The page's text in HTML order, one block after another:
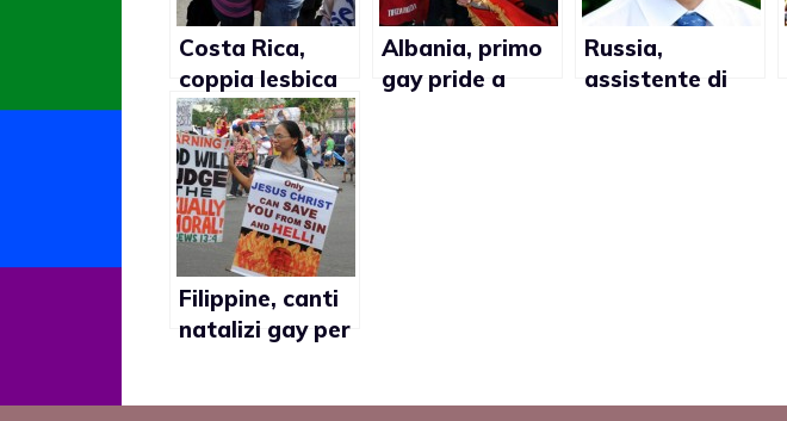
Costa Rica,
coppia lesbica
buttata fuori
da un
ristorante
Albania, primo
gay pride a
Russia,
assistente di
Filippine, canti
natalizi gay per